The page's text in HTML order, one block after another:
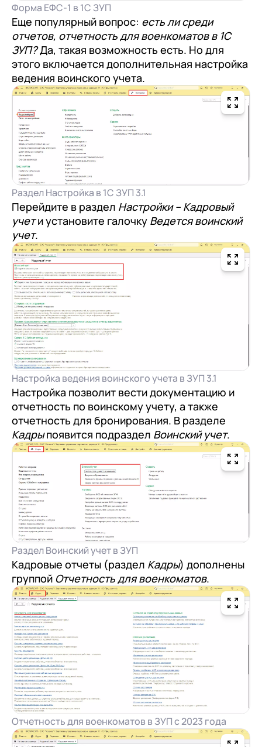
Форма ЕФС-1 в 1C ЗУП
Еще популярный вопрос: есть ли среди
отчетов, отчетность для военкоматов в 1С
ЗУП?Да, такая возможность есть. Но для
этого включается дополнительная настройка
ведения воинского учета.
Раздел Настройка в 1С ЗУП 3.1
Перейдите в раздел Настройки – Кадровый
учети установите галочку Ведется воинский
учет.
Настройка ведения воинского учета в ЗУП 3.1
Настройка позволит вести документацию и
отчетность по воинскому учету, а также
отчетность для бронирования. В разделе
Кадрыпоявится подраздел Воинский учет.
Раздел Воинский учет в ЗУП
Кадровые отчеты (раздел Кадры) дополнены
группой Отчетность для военкоматов.
Отчетность для военкоматов в ЗУП с 2023 года